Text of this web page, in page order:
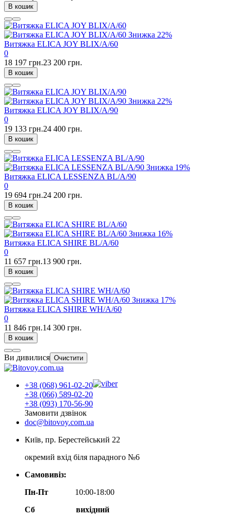
В кошик
Знижка 22%
Витяжка ELICA JOY BLIX/A/60
0
18 197 грн.23 200 грн.
В кошик
Знижка 22%
Витяжка ELICA JOY BLIX/A/90
0
19 133 грн.24 400 грн.
В кошик
Знижка 19%
Витяжка ELICA LESSENZA BL/A/90
0
19 694 грн.24 200 грн.
В кошик
Знижка 16%
Витяжка ELICA SHIRE BL/A/60
0
11 657 грн.13 900 грн.
В кошик
Знижка 17%
Витяжка ELICA SHIRE WH/A/60
0
11 846 грн.14 300 грн.
В кошик
Ви дивилися Очистити
+38 (068) 961-02-20
+38 (066) 589-02-20
+38 (093) 170-56-90
Замовити дзвінок
doc@bitovoy.com.ua
Київ, пр. Берестейський 22
окремий вхід біля парадного №6
Самовивіз:
Пн-Пт
10:00-18:00
Сб
вихідний